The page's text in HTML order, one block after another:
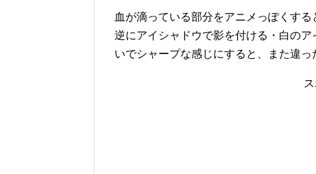
血が滴っている部分をアニメっぽくする
逆にアイシャドウで影を付ける・白の
いでシャープな感じにすると、また違っ